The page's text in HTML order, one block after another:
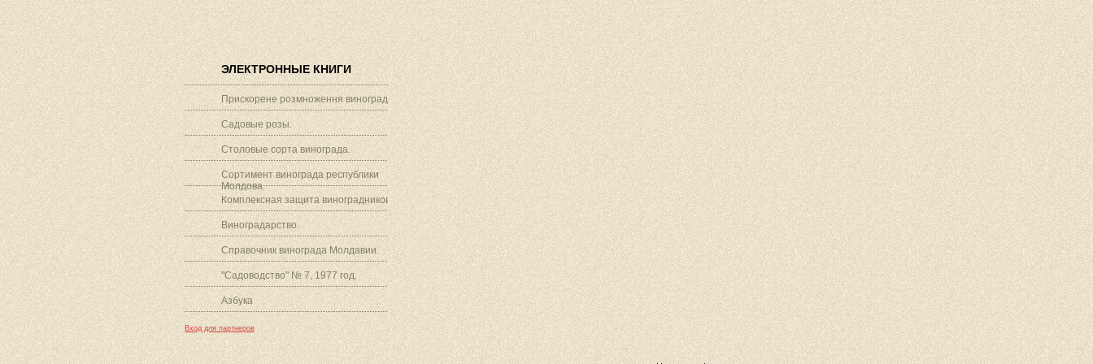
ЭЛЕКТРОННЫЕ КНИГИ
Прискорене розмноження винограду.
Садовые розы.
Столовые сорта винограда.
Сортимент винограда республики
Молдова.
Комплексная защита виноградников.
Виноградарство.
Справочник винограда Молдавии.
"Садоводство" № 7, 1977 год.
Азбука
Вход для партнеров